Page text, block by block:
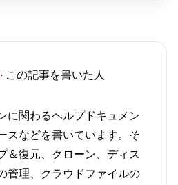
· この記事を書いた人
に関わるヘルプドキュメン
スなどを書いています。そ
＆復元、クローン、ディス
管理、クラウドファイルの